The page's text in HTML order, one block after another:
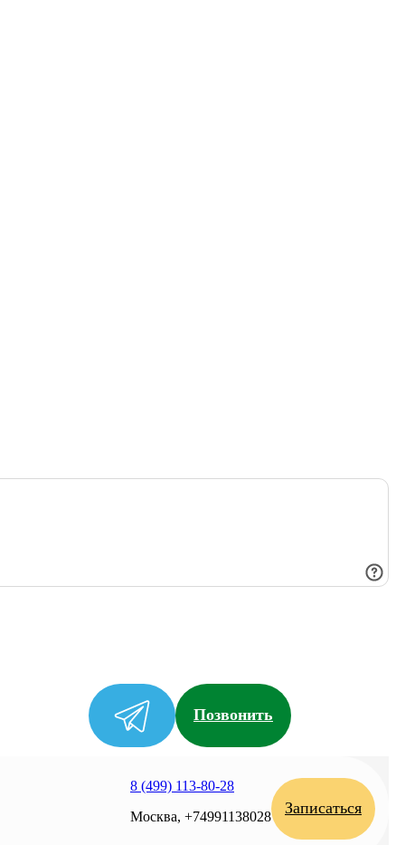
Позвонить
8 (499) 113-80-28
Москва, +74991138028
Записаться